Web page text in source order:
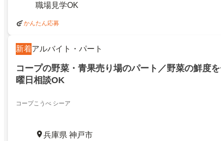
職場見学OK
かんたん応募
新着アルバイト・パート
コープの野菜・青果売り場のパート／野菜の鮮度
曜日相談OK
コープこうべ シーア
兵庫県 神戸市